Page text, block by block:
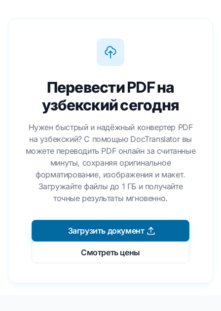
Перевести PDF на
узбекский сегодня
Нужен быстрый и надёжный конвертер PDF
на узбекский? С помощью DocTranslator вы
можете переводить PDF онлайн за считанные
минуты, сохраняя оригинальное
форматирование, изображения и макет.
Загружайте файлы до 1 ГБ и получайте
точные результаты мгновенно.
Загрузить документ
Смотреть цены